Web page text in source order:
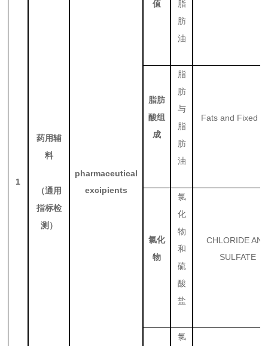
1
药用辅
料
（通用
指标检
测）
pharmaceutical
excipients
值
脂
肪
油
脂肪
酸组
成
脂
肪
与
脂
肪
油
Fats and Fixed
氯化
物
氯
化
物
和
硫
酸
盐
CHLORIDE
SULFATE
氯